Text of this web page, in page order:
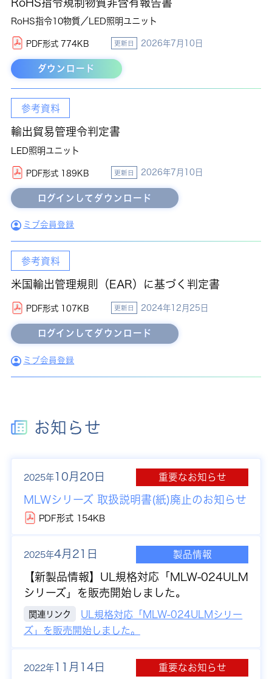
RoHS指令規制物質非含有報告書
RoHS指令10物質／LED照明ユニット
PDF形式 774KB 更新日 2026年7月10日
ダウンロード
参考資料
輸出貿易管理令判定書
LED照明ユニット
PDF形式 189KB 更新日 2026年7月10日
ミブ会員登録
参考資料
米国輸出管理規則（EAR）に基づく判定書
PDF形式 107KB 更新日 2024年12月25日
ミブ会員登録
お知らせ
2025年10月20日 重要なお知らせ
MLWシリーズ 取扱説明書(紙)廃止のお知らせ
PDF形式 154KB
2025年4月21日 製品情報
【新製品情報】 UL規格対応「MLW-024ULM
シリーズ」を販売開始しました。
関連リンク
UL規格対応「MLW-024ULMシリー
ズ」を販売開始しました。
2022年11月14日 重要なお知らせ